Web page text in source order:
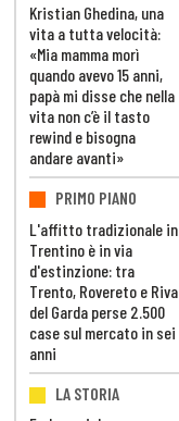
Kristian Ghedina, una
vita a tutta velocità:
«Mia mamma morì
quando avevo 15 anni,
papà mi disse che nella
vita non c’è il tasto
rewind e bisogna
andare avanti»
PRIMO PIANO
L'affitto tradizionale in
Trentino è in via
d'estinzione: tra
Trento, Rovereto e Riva
del Garda perse 2.500
case sul mercato in sei
anni
LA STORIA